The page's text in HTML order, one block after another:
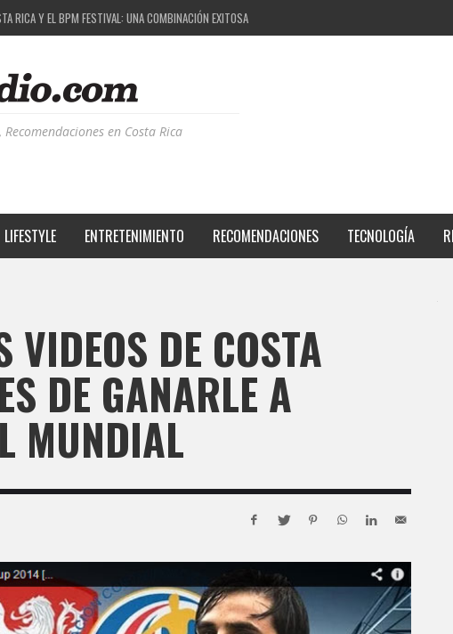
RICA Y EL BPM FESTIVAL: UNA COMBINACIÓN EXITOSA
NATURBANAS: EL PROYECTO QUE ESTÁ TRANSFORMANDO LA CALIDAD DE VIDA DEL TRANSEÚNTE
LA EXPERIENCIA BPM: UN REVIEW DE LA PRIMERA EDICIÓN QUE TRAJO EL TALENTO DE MÁS DE
en Costa Rica
LIFESTYLE ENTRETENIMIENTO RECOMENDACIONES TECNOLOGÍA
VIDEOS DE COSTA
DE GANARLE A
MUNDIAL